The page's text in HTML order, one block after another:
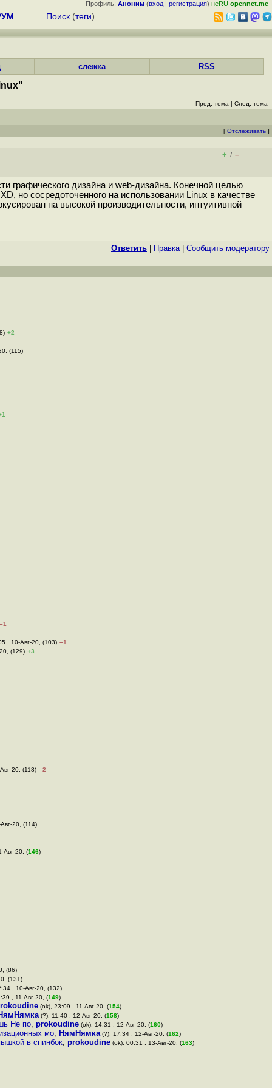
Профиль: Аноним (вход | регистрация) неRU opennet.me
Поиск (теги)
слежка RSS
Пред. тема | След. тема
[ Отслеживать ]
+ / –
графического дизайна и web-дизайна. Конечной целью
но сосредоточенного на использовании Linux в качестве
на высокой производительности, интуитивной
Ответить Правка| Cообщить модератору
+2
(115)
–1
, 10-Авг-20, (103) –1
(129) +3
20, (118) –2
20, (114)
Авг-20, (146)
(86)
(131)
, 10-Авг-20, (132)
, 11-Авг-20, (149)
(ok), 23:09 , 11-Авг-20, (154)
(?), 11:40 , 12-Авг-20, (158)
Не по, prokoudine (ok), 14:31 , 12-Авг-20, (160)
мо, НямНямка (?), 17:34 , 12-Авг-20, (162)
в спинбок, prokoudine (ok), 00:31 , 13-Авг-20, (163)